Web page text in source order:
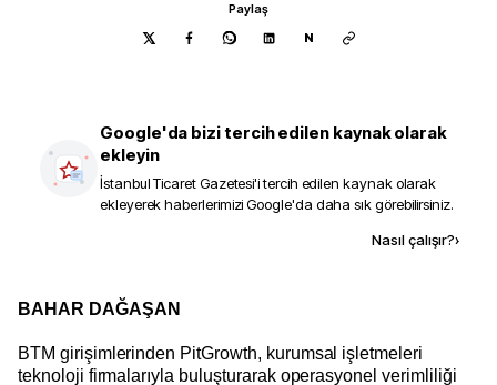
Paylaş
N
Google'da bizi tercih edilen kaynak olarak
ekleyin
İstanbul Ticaret Gazetesi'i tercih edilen kaynak olarak
ekleyerek haberlerimizi Google'da daha sık görebilirsiniz.
Nasıl çalışır?›
BAHAR DAĞAŞAN
BTM girişimlerinden PitGrowth, kurumsal işletmeleri
teknoloji firmalarıyla buluşturarak operasyonel verimliliği